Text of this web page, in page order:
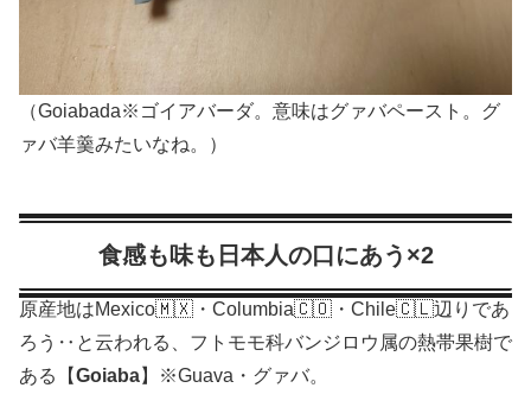
（Goiabada※ゴイアバーダ。意味はグァバペースト。グ
ァバ羊羹みたいなね。）
食感も味も日本人の口にあう×2
原産地はMexico🇲🇽・Columbia🇨🇴・Chile🇨🇱辺りであ
ろう‥と云われる、フトモモ科バンジロウ属の熱帯果樹で
ある【Goiaba】※Guava・グァバ。